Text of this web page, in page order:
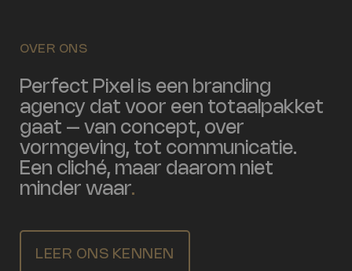
OVER ONS
Perfect Pixel is een branding
agency dat voor een totaalpakket
gaat – van concept, over
vormgeving, tot communicatie.
Een cliché, maar daarom niet
minder waar.
LEER ONS KENNEN